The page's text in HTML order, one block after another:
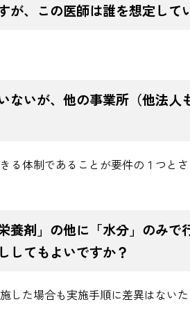
が、この医師は誰を想定して
ないが、他の事業所（他法
る体制であることが要件の１つと
養剤」の他に「水分」のみ
してもよいですか？
した場合も実施手順に差異はな